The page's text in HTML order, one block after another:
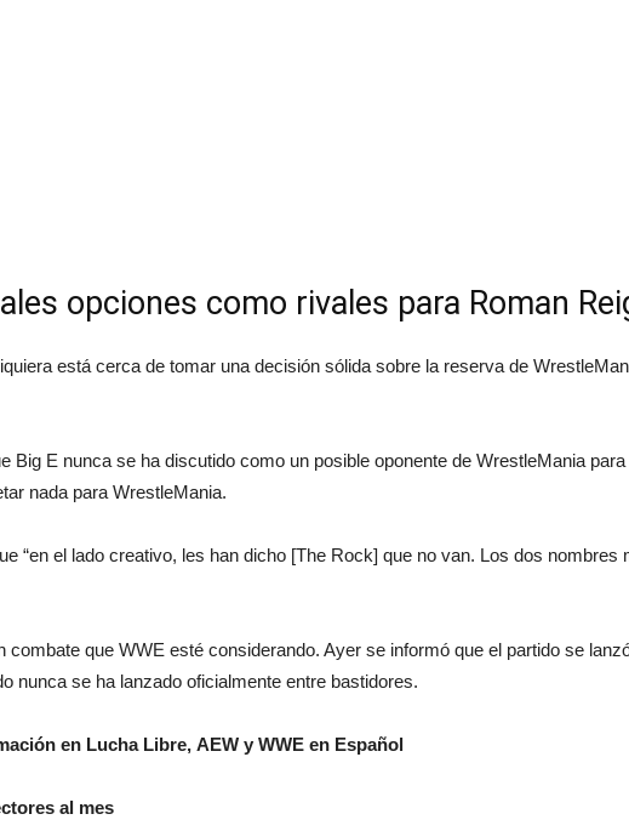
opciones como rivales para Roman
está cerca de tomar una decisión sólida sobre la reserva de
Big E nunca se ha discutido como un posible oponente de WrestleMania
nada para WrestleMania.
“en el lado creativo, les han dicho [The Rock] que no van. Los dos
que WWE esté considerando. Ayer se informó que el partido se
nunca se ha lanzado oficialmente entre bastidores.
en Lucha Libre, AEW y WWE en Español
al mes